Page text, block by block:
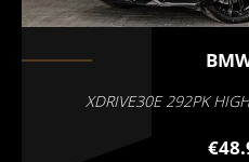
XDRIVE30E 292PK